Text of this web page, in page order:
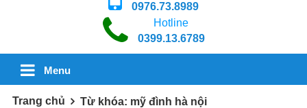
0976.73.8989
Hotline
0399.13.6789
Menu
Trang chủ Từ khóa: mỹ đình hà nội